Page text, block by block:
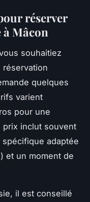
réserver
Mâcon
souhaitiez
quelques
varient
pour une
prix inclut souvent
adaptée
et un moment de
il est conseillé